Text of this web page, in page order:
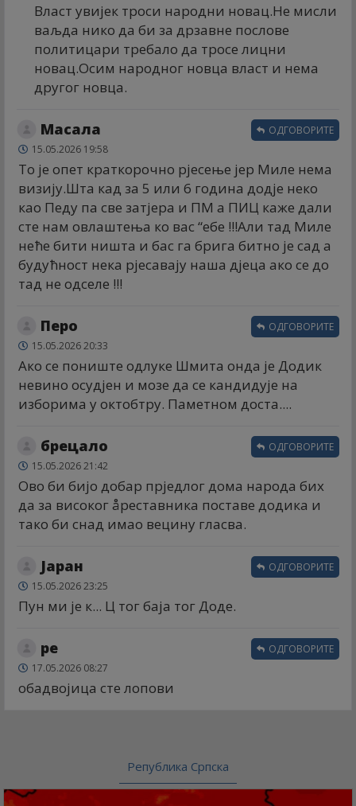
Власт увијек троси народни новац.Не мисли
ваљда нико да би за дрзавне послове
политицари требало да тросе лицни
новац.Осим народног новца власт и нема
другог новца.
Масала
15.05.2026 19:58
То је опет краткорочно рјесење јер Миле нема
визију.Шта кад за 5 или 6 година додје неко
као Педy па све затјера и ПМ а ПИЦ каже дали
сте нам овлаштења ко вас “ебе !!!Али тад Миле
неће бити ништа и бас га брига битно је сад а
будућност нека рјесавају наша дјеца ако се до
тад не одселе !!!
ОДГОВОРИТЕ
Перо
15.05.2026 20:33
Ако се пониште одлуке Шмита онда је Додик
невино осудјен и мозе да се кандидује на
изборима у октобтру. Паметном доста....
ОДГОВОРИТЕ
брецало
15.05.2026 21:42
Ово би бијо добар прједлог дома народа бих
да за високог åреставника поставе додика и
тако би снад имао вецину гласва.
ОДГОВОРИТЕ
Јаран
15.05.2026 23:25
Пун ми је к... Ц тог баја тог Доде.
ОДГОВОРИТЕ
ре
17.05.2026 08:27
обадвојица сте лопови
ОДГОВОРИТЕ
Република Српска